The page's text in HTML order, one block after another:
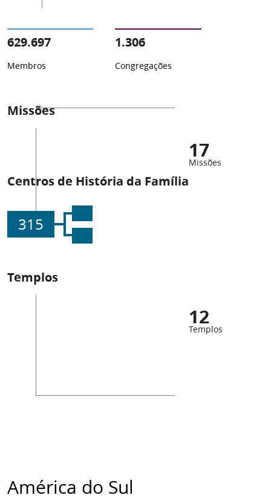
629.697
Membros
1.306
Congregações
Missões
17
Missões
Centros de História da Família
315
Templos
12
Templos
América do Sul